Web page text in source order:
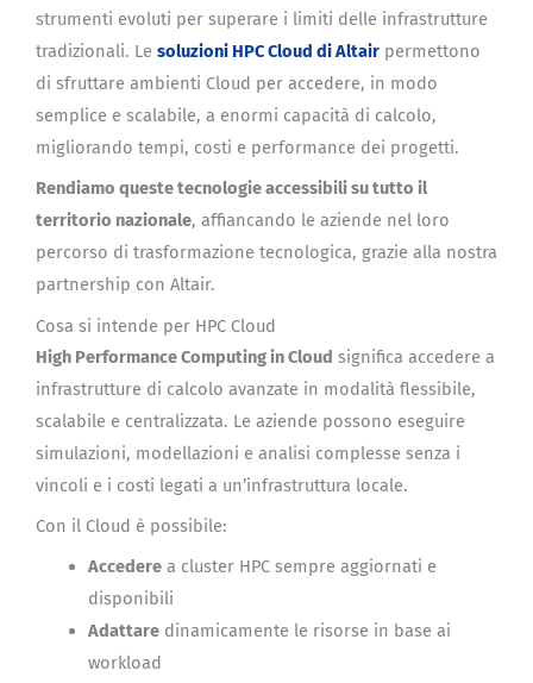
strumenti evoluti per superare i limiti delle infrastrutture
tradizionali. Le soluzioni HPC Cloud di Altair permettono
di sfruttare ambienti Cloud per accedere, in modo
semplice e scalabile, a enormi capacità di calcolo,
migliorando tempi, costi e performance dei progetti.
Rendiamo queste tecnologie accessibili su tutto il
territorio nazionale, affiancando le aziende nel loro
percorso di trasformazione tecnologica, grazie alla nostra
partnership con Altair.
Cosa si intende per HPC Cloud
High Performance Computing in Cloud significa accedere a
infrastrutture di calcolo avanzate in modalità flessibile,
scalabile e centralizzata. Le aziende possono eseguire
simulazioni, modellazioni e analisi complesse senza i
vincoli e i costi legati a un’infrastruttura locale.
Con il Cloud è possibile:
Accederea cluster HPC sempre aggiornati e
disponibili
Adattaredinamicamente le risorse in base ai
workload